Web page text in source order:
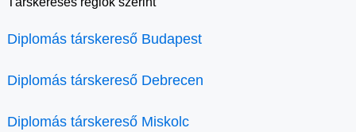
Diplomás társkereső Budapest
Diplomás társkereső Debrecen
Diplomás társkereső Miskolc